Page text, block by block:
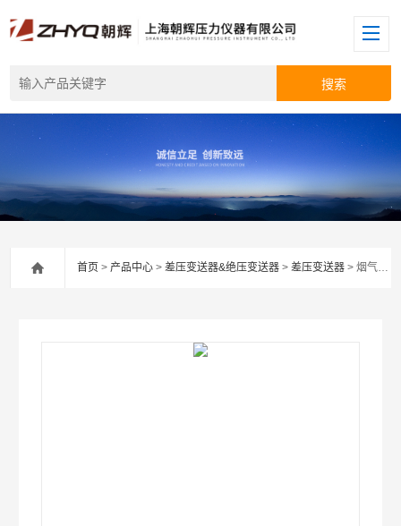
首页 >产品中心 >差压变送器&绝压变送器 >差压变送器 > 烟气在线流速仪差压变送器